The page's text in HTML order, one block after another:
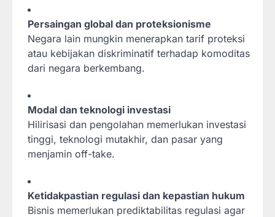
Persaingan global dan proteksionisme
Negara lain mungkin menerapkan tarif proteksi
atau kebijakan diskriminatif terhadap komoditas
dari negara berkembang.
Modal dan teknologi investasi
Hilirisasi dan pengolahan memerlukan investasi
tinggi, teknologi mutakhir, dan pasar yang
menjamin off-take.
Ketidakpastian regulasi dan kepastian hukum
Bisnis memerlukan prediktabilitas regulasi agar